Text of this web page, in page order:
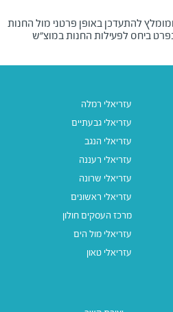
להתעדכן באופן פרטני מול החנות
ביחס לפעילות החנות במוצ"ש
עזריאלי רמלה
עזריאלי גבעתיים
עזריאלי הנגב
עזריאלי רעננה
עזריאלי שרונה
עזריאלי ראשונים
מרכז העסקים חולון
עזריאלי מול הים
עזריאלי טאון